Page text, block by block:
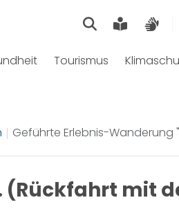
SucheLeichte
Tourismus
Geführte Erlebnis-Wanderung
(Rückfahrt mit